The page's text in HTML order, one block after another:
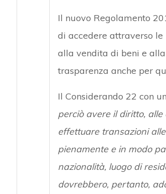
Il nuovo Regolamento
di accedere attraverso
alla vendita di beni e
trasparenza anche per
Il Considerando 22 con
perciò avere il diritto,
effettuare transazioni
pienamente e in modo
nazionalità, luogo di
dovrebbero, pertanto,